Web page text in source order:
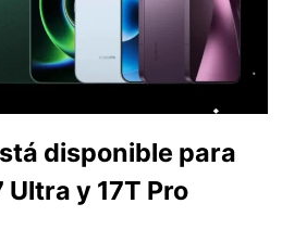
disponible para
Ultra y 17T Pro